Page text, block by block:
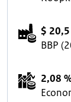
$
BBP
2,08